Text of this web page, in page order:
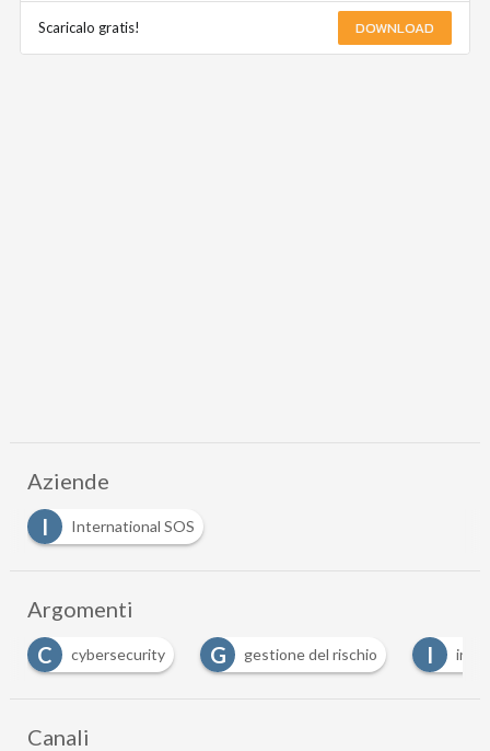
Scaricalo gratis! DOWNLOAD
Aziende
I
International SOS
Argomenti
C
cybersecurity G gestione del rischio I
Canali